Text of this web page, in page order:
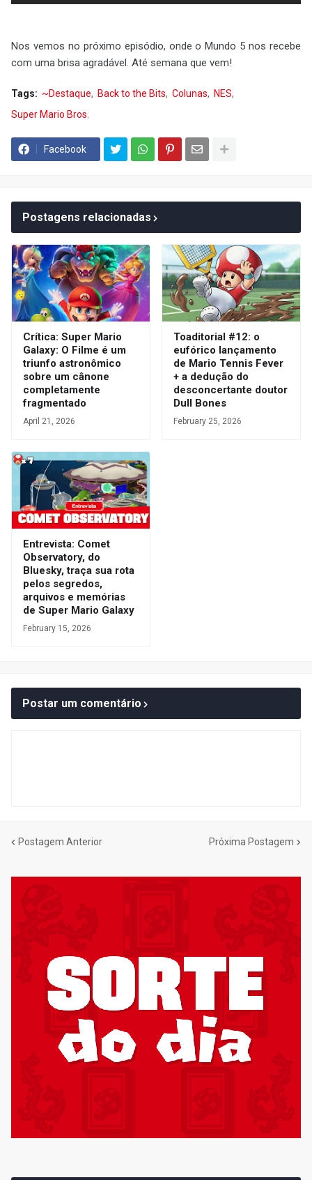
Nos vemos no próximo episódio, onde o Mundo 5 nos recebe
com uma brisa agradável. Até semana que vem!
Tags: ~Destaque Back to the Bits Colunas
NES
Super Mario Bros.
Facebook
Postagens relacionadas
Crítica: Super Mario
Galaxy: O Filme é um
triunfo astronômico
sobre um cânone
completamente
fragmentado
April 21, 2026
Toaditorial #12: o
eufórico lançamento
de Mario Tennis Fever
+ a dedução do
desconcertante doutor
Dull Bones
February 25, 2026
Entrevista: Comet
Observatory, do
Bluesky, traça sua rota
pelos segredos,
arquivos e memórias
de Super Mario Galaxy
February 15, 2026
Postar um comentário
Postagem Anterior Próxima Postagem